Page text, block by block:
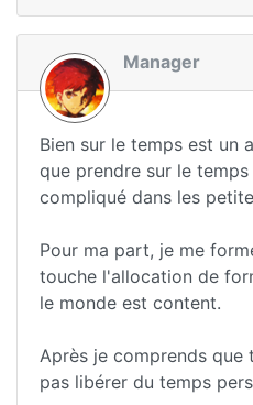
Manager
Bien sur le temps est un
que prendre sur le
compliqué dans les
Pour ma part, je me
touche l'allocation de
le monde est content.
Après je comprends que
pas libérer du temps